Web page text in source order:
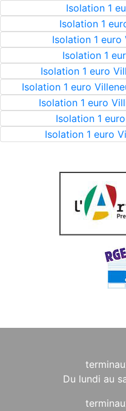
Isolation 1
Isolation 1
Isolation 1
Isolation 1
Isolation 1 euro
Isolation 1 euro
Isolation 1 euro
Isolation 1
Isolation 1 euro
Du lundi au